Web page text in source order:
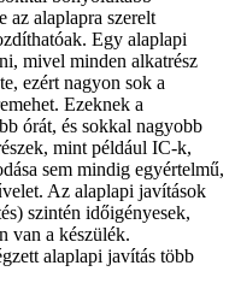
az alaplapra szerelt
Egy alaplapi
mivel minden alkatrész
ezért nagyon sok a
Ezeknek a
órát, és sokkal nagyobb
mint például IC-k,
sem mindig egyértelmű,
Az alaplapi javítások
szintén időigényesek,
van a készülék.
alaplapi javítás több